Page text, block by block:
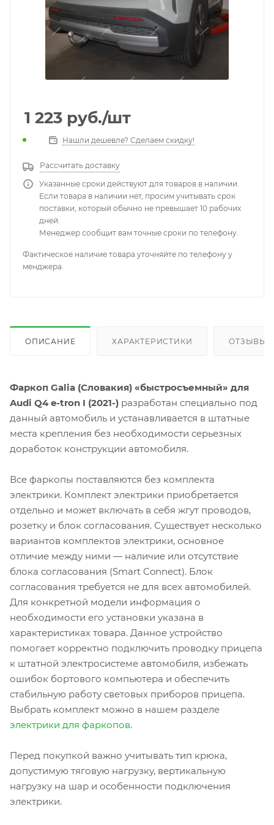
1 223 руб./шт
Нашли дешевле? Сделаем скидку!
Рассчитать доставку
Указанные сроки действуют для товаров в наличии.
Если товара в наличии нет, просим учитывать срок
поставки, который обычно не превышает 10 рабочих
дней.
Менеджер сообщит вам точные сроки по телефону.
Фактическое наличие товара уточняйте по телефону у
менджера.
ОПИСАНИЕ ХАРАКТЕРИСТИКИ ОТЗЫВЫ
Фаркоп Galia (Словакия) «быстросъемный» для
Audi Q4 e-tron I (2021-) разработан специально под
данный автомобиль и устанавливается в штатные
места крепления без необходимости серьезных
доработок конструкции автомобиля.
Все фаркопы поставляются без комплекта
электрики. Комплект электрики приобретается
отдельно и может включать в себя жгут проводов,
розетку и блок согласования. Существует несколько
вариантов комплектов электрики, основное
отличие между ними — наличие или отсутствие
блока согласования (Smart Connect). Блок
согласования требуется не для всех автомобилей.
Для конкретной модели информация о
необходимости его установки указана в
характеристиках товара. Данное устройство
помогает корректно подключить проводку прицепа
к штатной электросистеме автомобиля, избежать
ошибок бортового компьютера и обеспечить
стабильную работу световых приборов прицепа.
Выбрать комплект можно в нашем разделе
электрики для фаркопов.
Перед покупкой важно учитывать тип крюка,
допустимую тяговую нагрузку, вертикальную
нагрузку на шар и особенности подключения
электрики.